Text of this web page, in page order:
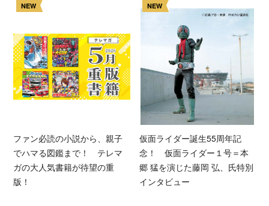
NEW
ファン必読の小説から、親子
でハマる図鑑まで！ テレマ
ガの大人気書籍が待望の重
版！
NEW
仮面ライダー誕生55周年記
念！ 仮面ライダー１号＝本
郷 猛を演じた藤岡 弘、氏特別
インタビュー